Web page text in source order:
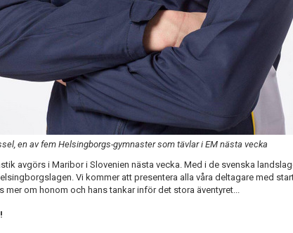
en av fem Helsingborgs-gymnaster som tävlar i EM nästa vecka
avgörs i Maribor i Slovenien nästa vecka. Med i de svenska
Vi kommer att presentera alla våra deltagare med
mer om honom och hans tankar inför det stora äventyret...